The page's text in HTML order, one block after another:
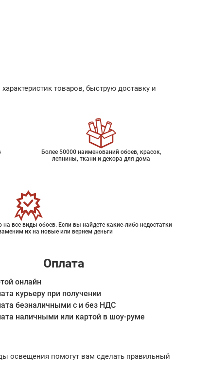
товаров, быструю доставку и
Более 50000 наименований обоев, красок,
лепнины, ткани и декора для дома
все виды обоев. Если вы найдете какие-либо недостатки
их на новые или вернем деньги
Оплата
онлайн
курьеру при получении
безналичными с и без НДС
наличными или картой в шоу-руме
освещения помогут вам сделать правильный